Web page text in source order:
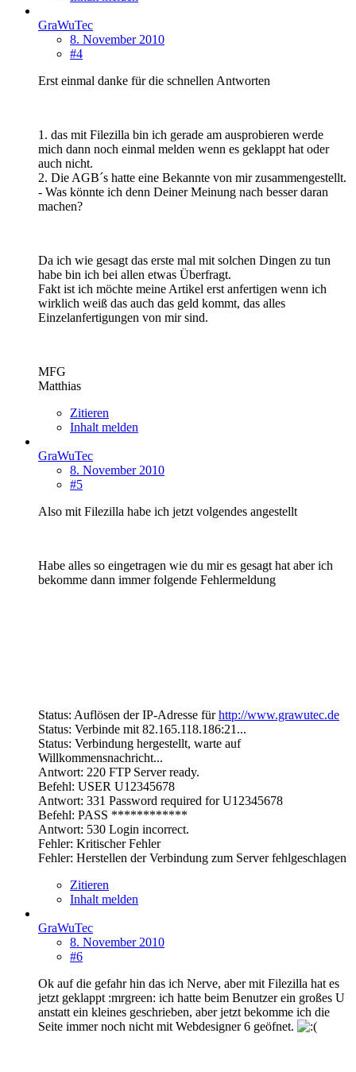
GraWuTec
8. November 2010
#4
Erst einmal danke für die schnellen Antworten
1. das mit Filezilla bin ich gerade am ausprobieren werde
mich dann noch einmal melden wenn es geklappt hat oder
auch nicht.
2. Die AGB´s hatte eine Bekannte von mir zusammengestellt.
- Was könnte ich denn Deiner Meinung nach besser daran
machen?
Da ich wie gesagt das erste mal mit solchen Dingen zu tun
habe bin ich bei allen etwas Überfragt.
Fakt ist ich möchte meine Artikel erst anfertigen wenn ich
wirklich weiß das auch das geld kommt, das alles
Einzelanfertigungen von mir sind.
MFG
Matthias
Zitieren
Inhalt melden
GraWuTec
8. November 2010
#5
Also mit Filezilla habe ich jetzt volgendes angestellt
Habe alles so eingetragen wie du mir es gesagt hat aber ich
bekomme dann immer folgende Fehlermeldung
Status: Auflösen der IP-Adresse fürhttp://www.grawutec.de
Status: Verbinde mit 82.165.118.186:21...
Status: Verbindung hergestellt, warte auf
Willkommensnachricht...
Antwort: 220 FTP Server ready.
Befehl: USER U12345678
Antwort: 331 Password required for U12345678
Befehl: PASS ************
Antwort: 530 Login incorrect.
Fehler: Kritischer Fehler
Fehler: Herstellen der Verbindung zum Server fehlgeschlagen
Zitieren
Inhalt melden
GraWuTec
8. November 2010
#6
Ok auf die gefahr hin das ich Nerve, aber mit Filezilla hat es
jetzt geklappt :mrgreen: ich hatte beim Benutzer ein großes U
anstatt ein kleines geschrieben, aber jetzt bekomme ich die
Seite immer noch nicht mit Webdesigner 6 geöfnet.